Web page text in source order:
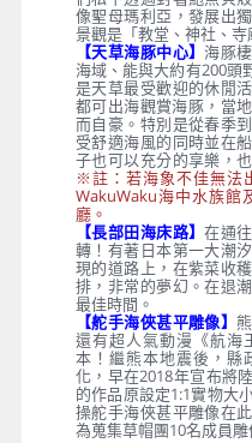
像聖母瑪利亞，發展出
景觀是「教堂、神社、
【天草海豚中心】 海豚
海域、能與大約有200頭
是天草最受歡迎的休閒
都可出海觀賞海豚，當
而自豪。特別是從春季
受舒適海風的同時並在
子也可以充分的享樂，
※註：若海象不佳無法
WakuWaku海中水族館
廳。
【長部田海床路】在通
轉！有著日本第一大潮
現的道路上，在紫菜收
排，非常的夢幻。在退
最佳時間。
【舵手海俠甚平雕像】
還有超人氣動漫《航海
本！繼熊本地震後，縣
化，早在2018年宣布將
的作品原設定1:1實物大
操舵手海俠甚平雕像在
為蒐集草帽團10名成員